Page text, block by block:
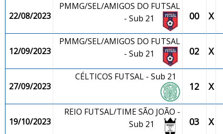
22/08/2023
PMMG/SEL/AMIGOS DO FUTSAL
- Sub 21
00 X
12/09/2023
PMMG/SEL/AMIGOS DO FUTSAL
- Sub 21
02 X
27/09/2023
CÉLTICOS FUTSAL - Sub 21
12 X
19/10/2023
REIO FUTSAL/TIME SÃO JOÃO -
Sub 21
03 X